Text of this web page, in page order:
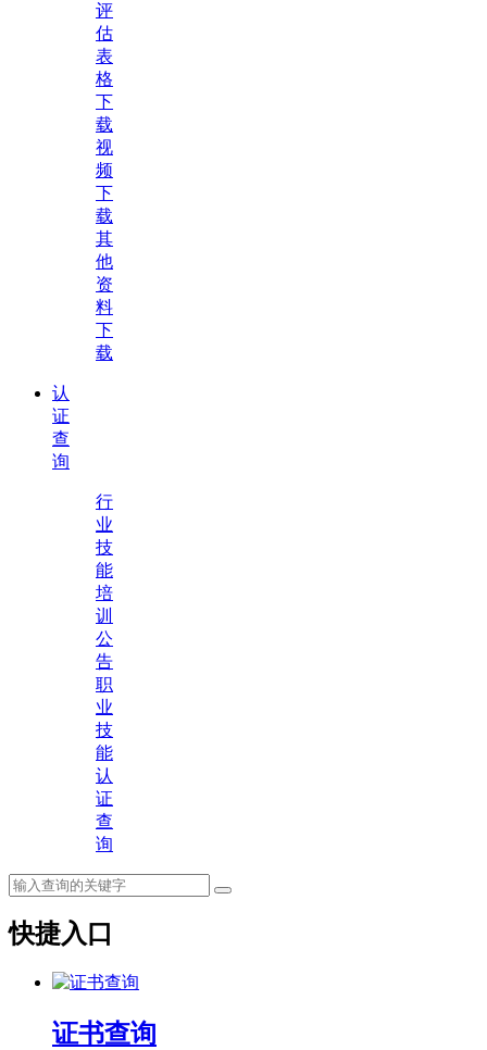
评
估
表
格
下
载
视
频
下
载
其
他
资
料
下
载
认
证
查
询
行
业
技
能
培
训
公
告
职
业
技
能
认
证
查
询
快捷入口
证书查询